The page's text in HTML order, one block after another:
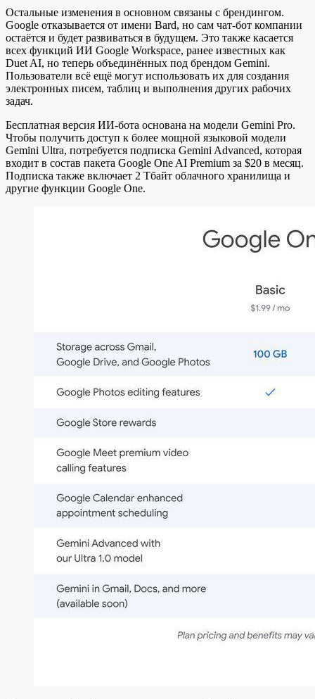
Остальные изменения в основном связаны с брендингом.
Google отказывается от имени Bard, но сам чат-бот компании
остаётся и будет развиваться в будущем. Это также касается
всех функций ИИ Gооglе Workspace, ранее известных как
Duet AI, но теперь объединённых под брендом Gemini.
Пользователи всё ещё могут использовать их для создания
электронных писем, таблиц и выполнения других рабочих
задач.
Бесплатная версия ИИ-бота основана на модели Gemini Pro.
Чтобы получить доступ к более мощной языковой модели
Gemini Ultra, потребуется подписка Gemini Advanced, которая
входит в состав пакета Gооgle One AI Premium за $20 в месяц.
Подписка также включает 2 Тбайт облачного хранилища и
другие функции Google One.